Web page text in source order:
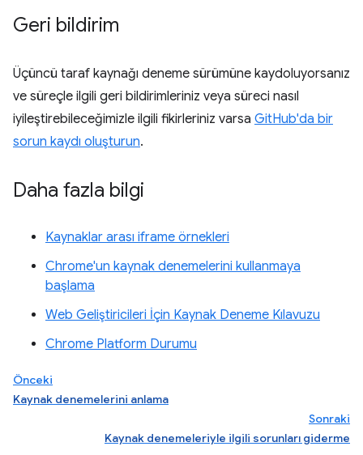
Geri bildirim
Üçüncü taraf kaynağı deneme sürümüne kaydoluyorsanız
ve süreçle ilgili geri bildirimleriniz veya süreci nasıl
iyileştirebileceğimizle ilgili fikirleriniz varsa GitHub'da bir
sorun kaydı oluşturun.
Daha fazla bilgi
Kaynaklar arası iframe örnekleri
Chrome'un kaynak denemelerini kullanmaya
başlama
Web Geliştiricileri İçin Kaynak Deneme Kılavuzu
Chrome Platform Durumu
Önceki
Kaynak denemelerini anlama
Sonraki
Kaynak denemeleriyle ilgili sorunları giderme